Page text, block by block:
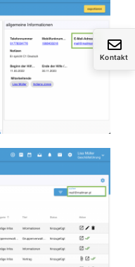
Kontakt